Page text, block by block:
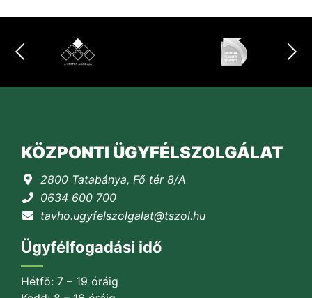
KÖZPONTI ÜGYFÉLSZOLGÁLAT
2800 Tatabánya, Fő tér 8/A
0634 600 700
tavho.ugyfelszolgalat@tszol.hu
Ügyfélfogadási idő
Hétfő: 7 – 19 óráig